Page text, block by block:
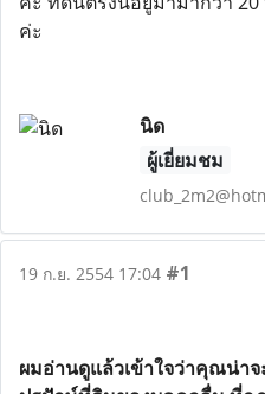
ค่ะ
นิด
ผู้เยี่ยมชม
19 ก.ย. 2554 17:04 #1
ผมอ่านดูแล้วเข้าใจว่าคุณน่า